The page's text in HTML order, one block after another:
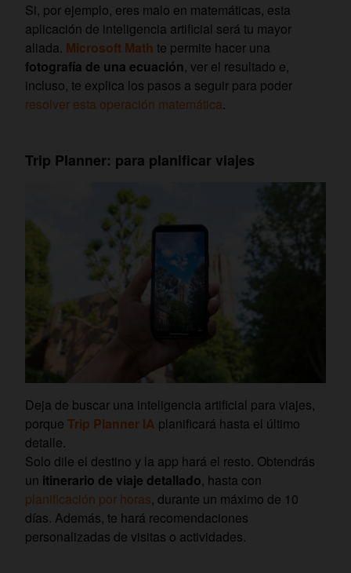
Si, por ejemplo, eres malo en matemáticas, esta
aplicación de inteligencia artificial será tu mayor
aliada. Microsoft Math te permite hacer una
fotografía de una ecuación, ver el resultado e,
incluso, te explica los pasos a seguir para poder
resolver esta operación matemática.
Trip Planner: para planificar viajes
Deja de buscar una inteligencia artificial para viajes,
porque Trip Planner IA planificará hasta el último
detalle.
Solo dile el destino y la app hará el resto. Obtendrás
un itinerario de viaje detallado, hasta con
planificación por horas, durante un máximo de 10
días. Además, te hará recomendaciones
personalizadas de visitas o actividades.